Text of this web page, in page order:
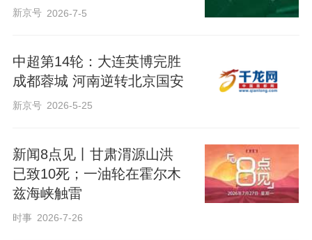
新京号 2026-7-5
中超第14轮：大连英博完胜
成都蓉城 河南逆转北京国安
新京号 2026-5-25
新闻8点见丨甘肃渭源山洪
已致10死；一油轮在霍尔木
兹海峡触雷
时事 2026-7-26